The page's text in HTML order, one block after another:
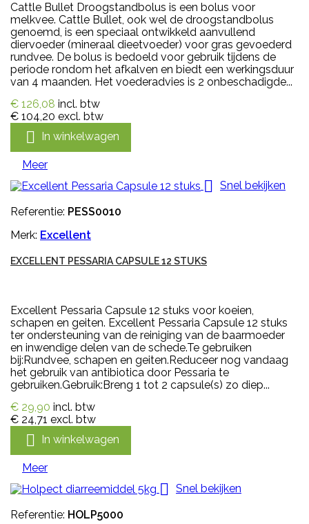
Cattle Bullet Droogstandbolus is een bolus voor
melkvee. Cattle Bullet, ook wel de droogstandbolus
genoemd, is een speciaal ontwikkeld aanvullend
diervoeder (mineraal dieetvoeder) voor gras gevoederd
rundvee. De bolus is bedoeld voor gebruik tijdens de
periode rondom het afkalven en biedt een werkingsduur
van 4 maanden. Het voederadvies is 2 onbeschadigde...
€ 126,08 incl. btw
€ 104,20 excl. btw
 In winkelwagen
Meer

Snel bekijken
Referentie: PESS0010
Merk: Excellent
EXCELLENT PESSARIA CAPSULE 12 STUKS
Excellent Pessaria Capsule 12 stuks voor koeien,
schapen en geiten. Excellent Pessaria Capsule 12 stuks
ter ondersteuning van de reiniging van de baarmoeder
en inwendige delen van de schede.Te gebruiken
bij:Rundvee, schapen en geiten.Reduceer nog vandaag
het gebruik van antibiotica door Pessaria te
gebruiken.Gebruik:Breng 1 tot 2 capsule(s) zo diep...
€ 29,90 incl. btw
€ 24,71 excl. btw
 In winkelwagen
Meer

Snel bekijken
Referentie: HOLP5000